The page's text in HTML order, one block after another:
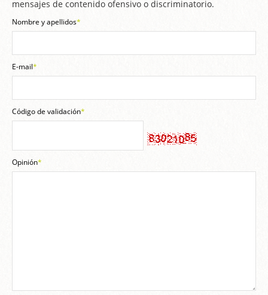
mensajes de contenido ofensivo o discriminatorio.
Nombre y apellidos*
E-mail*
Código de validación*
Opinión*